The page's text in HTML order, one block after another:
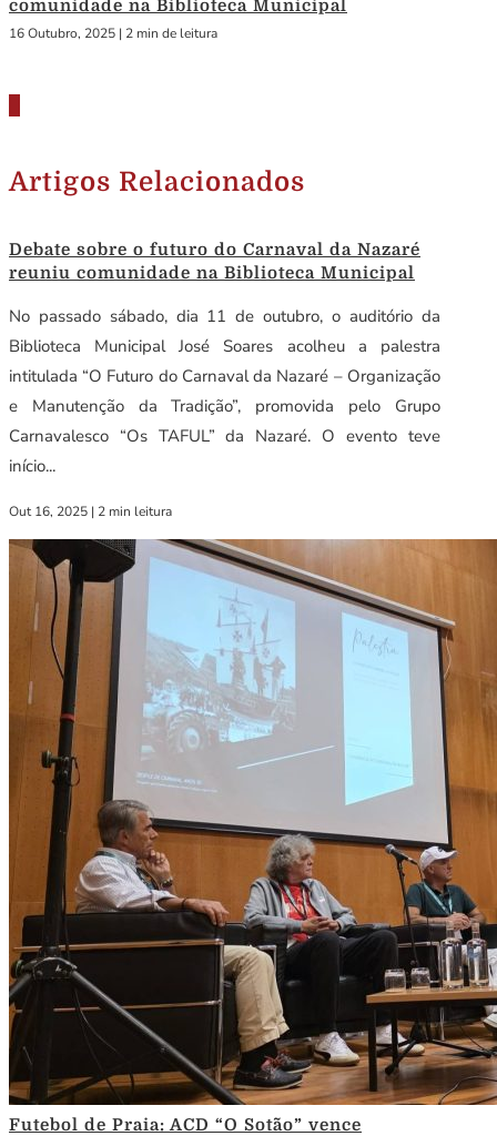
comunidade na Biblioteca Municipal
16 Outubro, 2025 | 2 min de leitura
Artigos Relacionados
Debate sobre o futuro do Carnaval da Nazaré
reuniu comunidade na Biblioteca Municipal
No passado sábado, dia 11 de outubro, o auditório da
Biblioteca Municipal José Soares acolheu a palestra
intitulada “O Futuro do Carnaval da Nazaré – Organização
e Manutenção da Tradição”, promovida pelo Grupo
Carnavalesco “Os TAFUL” da Nazaré. O evento teve
início...
Out 16, 2025 | 2 min leitura
Futebol de Praia: ACD “O Sotão” vence